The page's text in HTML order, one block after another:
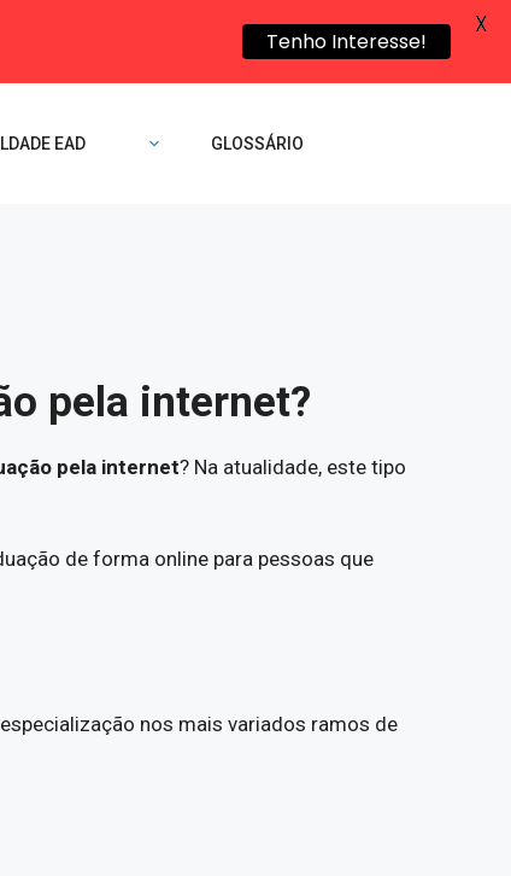
EAD GLOSSÁRIO
pela internet?
pela internet? Na atualidade, este tipo
de forma online para pessoas que
nos mais variados ramos de
Tenho Interesse!
X